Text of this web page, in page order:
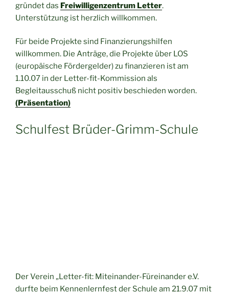
gründet das Freiwilligenzentrum Letter.
Unterstützung ist herzlich willkommen.
Für beide Projekte sind Finanzierungshilfen
willkommen. Die Anträge, die Projekte über LOS
(europäische Fördergelder) zu finanzieren ist am
1.10.07 in der Letter-fit-Kommission als
Begleitausschuß nicht positiv beschieden worden.
(Präsentation)
Schulfest Brüder-Grimm-Schule
Der Verein „Letter-fit: Miteinander-Füreinander e.V.
durfte beim Kennenlernfest der Schule am 21.9.07 mit